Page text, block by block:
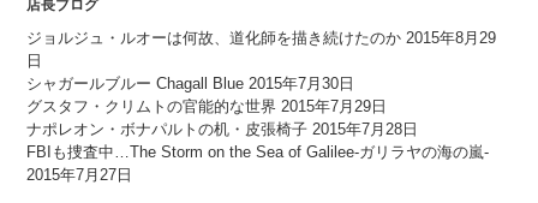
店長ブログ
ジョルジュ・ルオーは何故、道化師を描き続けたのか 2015年8月29
日
シャガールブルー Chagall Blue 2015年7月30日
グスタフ・クリムトの官能的な世界 2015年7月29日
ナポレオン・ボナパルトの机・皮張椅子 2015年7月28日
FBIも捜査中…The Storm on the Sea of Galilee-ガリラヤの海の嵐-
2015年7月27日